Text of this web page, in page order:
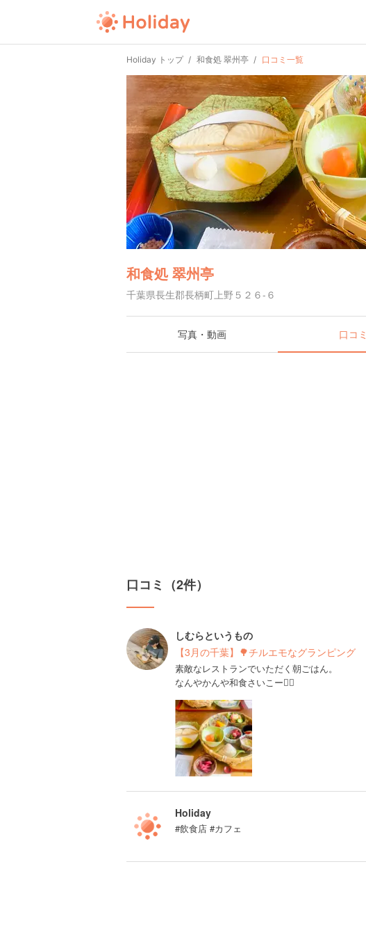
Holiday トップ 和食処 翠州亭 口コミ一覧
和食処 翠州亭
千葉県長生郡長柄町上野５２６-６
写真・動画 口コミ
口コミ（2件）
しむらというもの
【3月の千葉】🌳チルエモなグランピング
素敵なレストランでいただく朝ごはん。
なんやかんや和食さいこー✌🏻
Holiday
#飲食店 #カフェ